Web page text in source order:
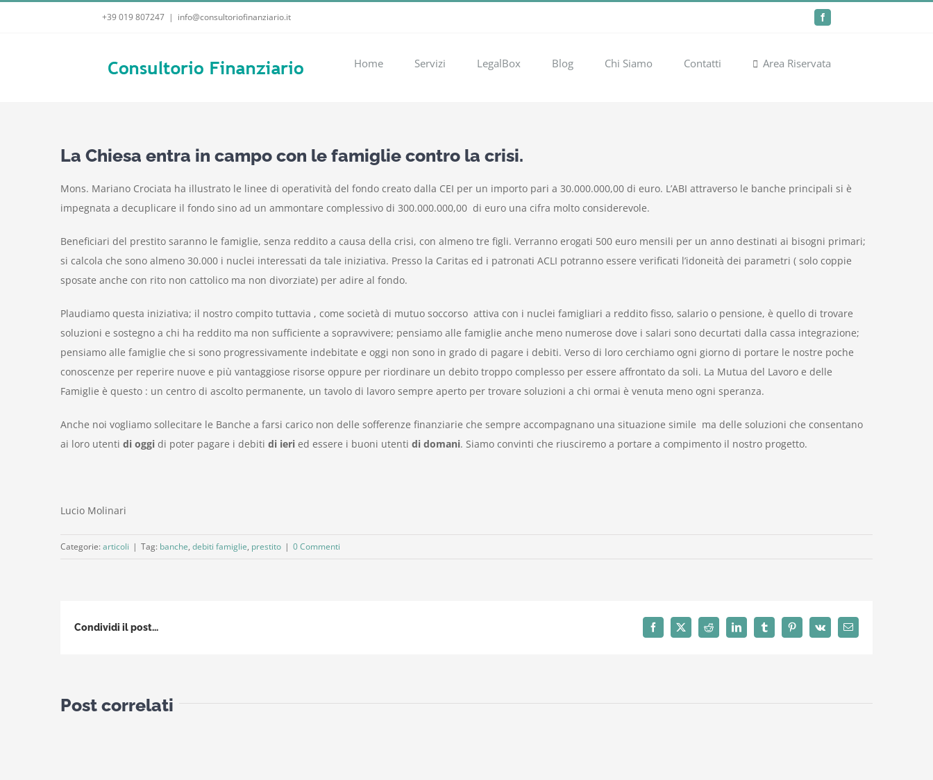
+39 019 807247 | info@consultoriofinanziario.it Facebook
Home Servizi LegalBox Blog Chi Siamo Contatti Area Riservata
La Chiesa entra in campo con le famiglie contro la crisi.
Mons. Mariano Crociata ha illustrato le linee di operatività del fondo creato dalla CEI per un importo pari a 30.000.000,00 di euro. L’ABI attraverso le banche principali si è
impegnata a decuplicare il fondo sino ad un ammontare complessivo di 300.000.000,00 di euro una cifra molto considerevole.
Beneficiari del prestito saranno le famiglie, senza reddito a causa della crisi, con almeno tre figli. Verranno erogati 500 euro mensili per un anno destinati ai bisogni primari;
si calcola che sono almeno 30.000 i nuclei interessati da tale iniziativa. Presso la Caritas ed i patronati ACLI potranno essere verificati l’idoneità dei parametri ( solo coppie
sposate anche con rito non cattolico ma non divorziate) per adire al fondo.
Plaudiamo questa iniziativa; il nostro compito tuttavia , come società di mutuo soccorso attiva con i nuclei famigliari a reddito fisso, salario o pensione, è quello di trovare
soluzioni e sostegno a chi ha reddito ma non sufficiente a sopravvivere; pensiamo alle famiglie anche meno numerose dove i salari sono decurtati dalla cassa integrazione;
pensiamo alle famiglie che si sono progressivamente indebitate e oggi non sono in grado di pagare i debiti. Verso di loro cerchiamo ogni giorno di portare le nostre poche
conoscenze per reperire nuove e più vantaggiose risorse oppure per riordinare un debito troppo complesso per essere affrontato da soli. La Mutua del Lavoro e delle
Famiglie è questo : un centro di ascolto permanente, un tavolo di lavoro sempre aperto per trovare soluzioni a chi ormai è venuta meno ogni speranza.
Anche noi vogliamo sollecitare le Banche a farsi carico non delle sofferenze finanziarie che sempre accompagnano una situazione simile ma delle soluzioni che consentano
ai loro utenti di oggi di poter pagare i debiti di ieri ed essere i buoni utenti di domani. Siamo convinti che riusciremo a portare a compimento il nostro progetto.
Lucio Molinari
Categorie: articoli | Tag: banche, debiti famiglie, prestito | 0 Commenti
Condividi il post... Facebook
X Reddit LinkedInTumblrPinterest
Vk Email
Post correlati